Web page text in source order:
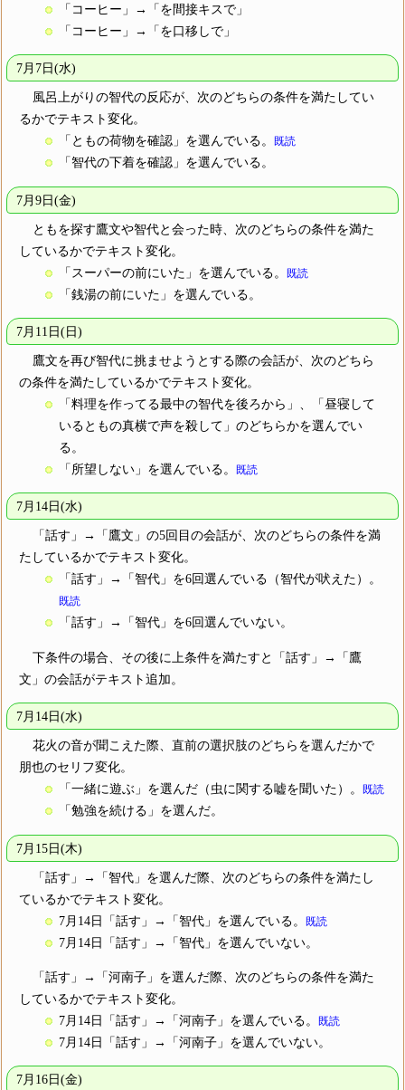
「コーヒー」→「を間接キスで」
「コーヒー」→「を口移しで」
7月7日(水)
風呂上がりの智代の反応が、次のどちらの条件を満たしてい
るかでテキスト変化。
「ともの荷物を確認」を選んでいる。
既読
「智代の下着を確認」を選んでいる。
7月9日(金)
ともを探す鷹文や智代と会った時、次のどちらの条件を満た
しているかでテキスト変化。
「スーパーの前にいた」を選んでいる。
既読
「銭湯の前にいた」を選んでいる。
7月11日(日)
鷹文を再び智代に挑ませようとする際の会話が、次のどちら
の条件を満たしているかでテキスト変化。
「料理を作ってる最中の智代を後ろから」、「昼寝して
いるともの真横で声を殺して」のどちらかを選んでい
る。
「所望しない」を選んでいる。
既読
7月14日(水)
「話す」→「鷹文」の5回目の会話が、次のどちらの条件を満
たしているかでテキスト変化。
「話す」→「智代」を6回選んでいる（智代が吠えた）。
既読
「話す」→「智代」を6回選んでいない。
下条件の場合、その後に上条件を満たすと「話す」→「鷹
文」の会話がテキスト追加。
7月14日(水)
花火の音が聞こえた際、直前の選択肢のどちらを選んだかで
朋也のセリフ変化。
「一緒に遊ぶ」を選んだ（虫に関する嘘を聞いた）。
既読
「勉強を続ける」を選んだ。
7月15日(木)
「話す」→「智代」を選んだ際、次のどちらの条件を満たし
ているかでテキスト変化。
7月14日「話す」→「智代」を選んでいる。
既読
7月14日「話す」→「智代」を選んでいない。
「話す」→「河南子」を選んだ際、次のどちらの条件を満た
しているかでテキスト変化。
7月14日「話す」→「河南子」を選んでいる。
既読
7月14日「話す」→「河南子」を選んでいない。
7月16日(金)